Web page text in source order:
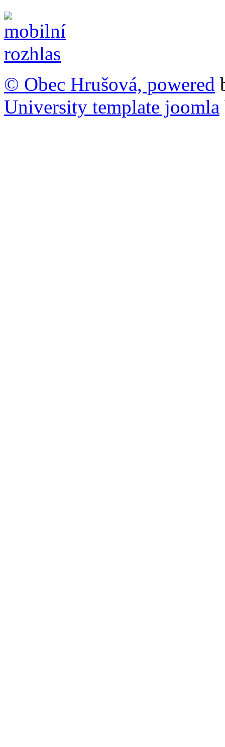
© Obec Hrušová, powered
University template joomla